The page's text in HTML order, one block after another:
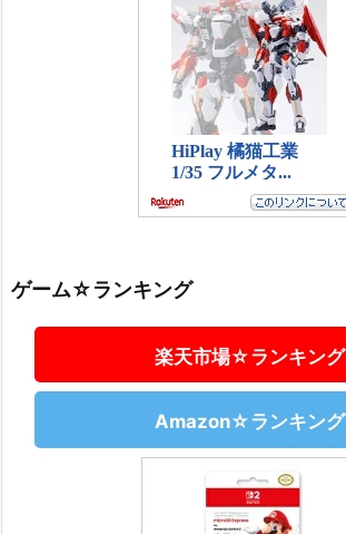
ゲーム☆ランキング
楽天市場☆ランキング
Amazon☆ランキング